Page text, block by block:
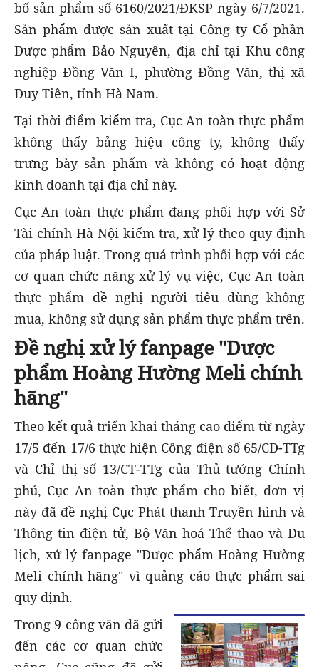
bố sản phẩm số 6160/2021/ĐKSP ngày 6/7/2021.
Sản phẩm được sản xuất tại Công ty Cổ phần
Dược phẩm Bảo Nguyên, địa chỉ tại Khu công
nghiệp Đồng Văn I, phường Đồng Văn, thị xã
Duy Tiên, tỉnh Hà Nam.
Tại thời điểm kiểm tra, Cục An toàn thực phẩm
không thấy bảng hiệu công ty, không thấy
trưng bày sản phẩm và không có hoạt động
kinh doanh tại địa chỉ này.
Cục An toàn thực phẩm đang phối hợp với Sở
Tài chính Hà Nội kiểm tra, xử lý theo quy định
của pháp luật. Trong quá trình phối hợp với các
cơ quan chức năng xử lý vụ việc, Cục An toàn
thực phẩm đề nghị người tiêu dùng không
mua, không sử dụng sản phẩm thực phẩm trên.
Đề nghị xử lý fanpage "Dược
phẩm Hoàng Hường Meli chính
hãng"
Theo kết quả triển khai tháng cao điểm từ ngày
17/5 đến 17/6 thực hiện Công điện số 65/CĐ-TTg
và Chỉ thị số 13/CT-TTg của Thủ tướng Chính
phủ, Cục An toàn thực phẩm cho biết, đơn vị
này đã đề nghị Cục Phát thanh Truyền hình và
Thông tin điện tử, Bộ Văn hoá Thể thao và Du
lịch, xử lý fanpage "Dược phẩm Hoàng Hường
Meli chính hãng" vì quảng cáo thực phẩm sai
quy định.
Trong 9 công văn đã gửi
đến các cơ quan chức